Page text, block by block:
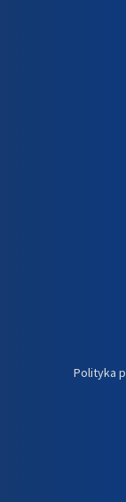
Polityka